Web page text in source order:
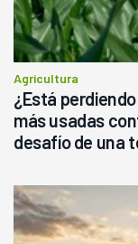
Agricultura
¿Está
más usadas
desafío de una